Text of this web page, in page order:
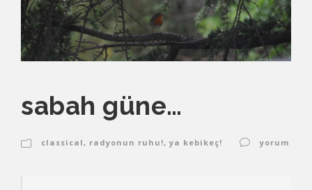
sabah güne…
classical, radyonun ruhu!, ya kebikeç! yorum